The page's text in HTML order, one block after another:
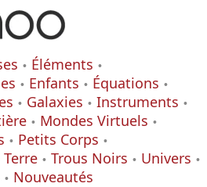
Éléments
Enfants
Équations
Galaxies
Instruments
Mondes Virtuels
Petits Corps
Terre Trous Noirs
Univers
Nouveautés